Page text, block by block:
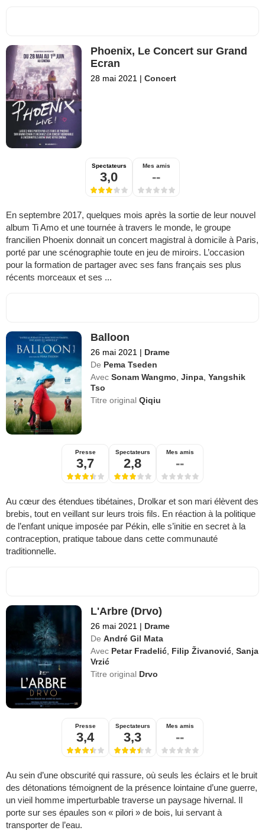
Phoenix, Le Concert sur Grand
Ecran
28 mai 2021 | Concert
Spectateurs
3,0
Mes amis
--
En septembre 2017, quelques mois après la sortie de leur nouvel
album Ti Amo et une tournée à travers le monde, le groupe
francilien Phoenix donnait un concert magistral à domicile à Paris,
porté par une scénographie toute en jeu de miroirs. L’occasion
pour la formation de partager avec ses fans français ses plus
récents morceaux et ses ...
Balloon
26 mai 2021 | Drame
De Pema Tseden
Avec Sonam Wangmo ,Jinpa ,Yangshik
Tso
Titre originalQiqiu
Presse
3,7
Spectateurs
2,8
Mes amis
--
Au cœur des étendues tibétaines, Drolkar et son mari élèvent des
brebis, tout en veillant sur leurs trois fils. En réaction à la politique
de l’enfant unique imposée par Pékin, elle s’initie en secret à la
contraception, pratique taboue dans cette communauté
traditionnelle.
L'Arbre (Drvo)
26 mai 2021 | Drame
De André Gil Mata
Avec Petar Fradelić Filip Živanović ,Sanja
Vrzić
Titre original Drvo
Presse
3,4
Spectateurs
3,3
Mes amis
--
Au sein d’une obscurité qui rassure, où seuls les éclairs et le bruit
des détonations témoignent de la présence lointaine d’une guerre,
un vieil homme imperturbable traverse un paysage hivernal. Il
porte sur ses épaules son « pilori » de bois, lui servant à
transporter de l’eau.